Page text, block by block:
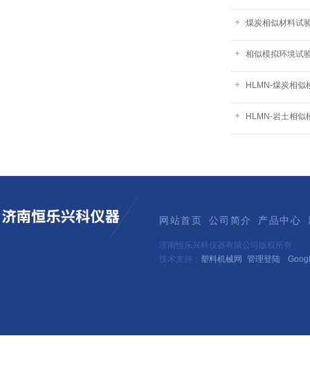
煤炭相似材料试
相似模拟环境试
HLMN-煤炭相似
HLMN-岩土相似
网站首页 公司简介 产品中心
济南恒乐兴科仪器有限公司版权所有
技术支持： 塑料机械网 管理登陆